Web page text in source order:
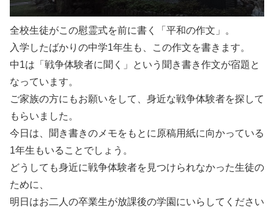
全校生徒がこの慰霊式を前に書く「平和の作文」。
入学したばかりの中学1年生も、この作文を書きます。
中1は「戦争体験者に聞く」という聞き書き作文が宿題と
なっています。
ご家族の方にもお願いをして、身近な戦争体験者を探して
もらいました。
今日は、聞き書きのメモをもとに原稿用紙に向かっている
1年生もいることでしょう。
どうしても身近に戦争体験者を見つけられなかった生徒の
ために、
明日はお二人の卒業生が放課後の学園にいらしてください